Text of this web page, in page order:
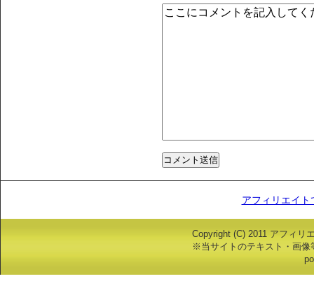
アフィリエイ
Copyright (C) 2011 アフィリ
※当サイトのテキスト・画像